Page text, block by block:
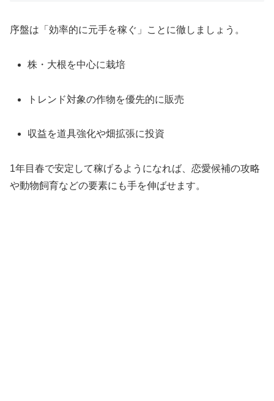
序盤は「効率的に元手を稼ぐ」ことに徹しましょう。
株・大根を中心に栽培
トレンド対象の作物を優先的に販売
収益を道具強化や畑拡張に投資
1年目春で安定して稼げるようになれば、恋愛候補の攻略
や動物飼育などの要素にも手を伸ばせます。